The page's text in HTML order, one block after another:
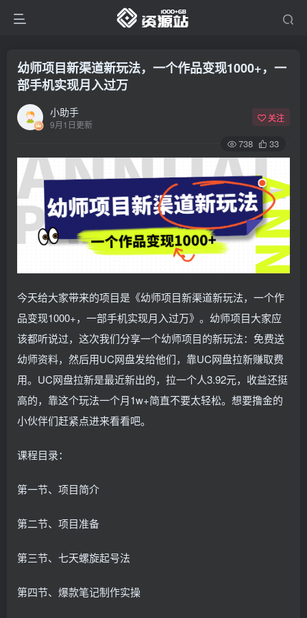
幼师项目新渠道新玩法，一个作品变现1000+，一
部手机实现月入过万
小助手
9月1日更新
关注
738 33
今天给大家带来的项目是《幼师项目新渠道新玩法，一个作
品变现1000+，一部手机实现月入过万》。幼师项目大家应
该都听说过，这次我们分享一个幼师项目的新玩法：免费送
幼师资料，然后用UC网盘发给他们，靠UC网盘拉新赚取费
用。UC网盘拉新是最近新出的，拉一个人3.92元，收益还挺
高的，靠这个玩法一个月1w+简直不要太轻松。想要撸金的
小伙伴们赶紧点进来看看吧。
课程目录：
第一节、项目简介
第二节、项目准备
第三节、七天螺旋起号法
第四节、爆款笔记制作实操